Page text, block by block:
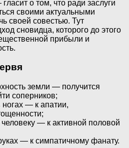
о том, что ради заслуги
своими актуальными
своей совестью. Тут
сновидца, которого до этого
прибыли и
земли — получится
соперников;
ногах — к апатии,
— к активной половой
— к симпатичному фанату.